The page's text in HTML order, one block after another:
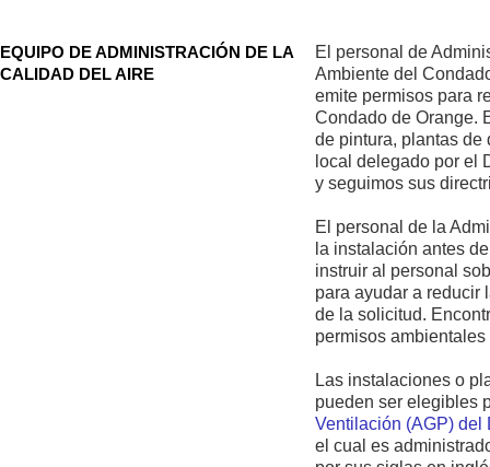
EQUIPO DE ADMINISTRACIÓN DE LA
CALIDAD DEL AIRE
El personal de
Ambiente del
emite permisos para
Condado de Orange.
de pintura, plantas de
local delegado por el
y seguimos sus
El personal de la
la instalación antes
instruir al personal
para ayudar a reducir
de la solicitud.
permisos
Las instalaciones o
pueden ser elegibles
Ventilación (AGP) del
el cual es